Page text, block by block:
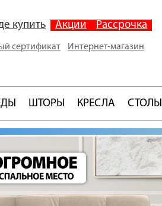
купить Акции Рассрочка
сертификат Интернет-магазин
ШТОРЫ КРЕСЛА СТОЛЫ